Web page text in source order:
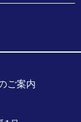
ご案内